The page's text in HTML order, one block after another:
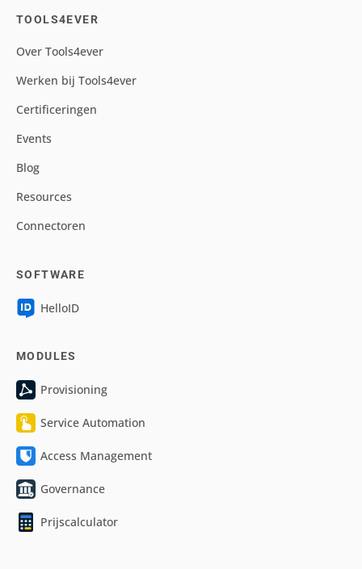
TOOLS4EVER
Over Tools4ever
Werken bij Tools4ever
Certificeringen
Events
Blog
Resources
Connectoren
SOFTWARE
HelloID
MODULES
Provisioning
Service Automation
Access Management
Governance
Prijscalculator